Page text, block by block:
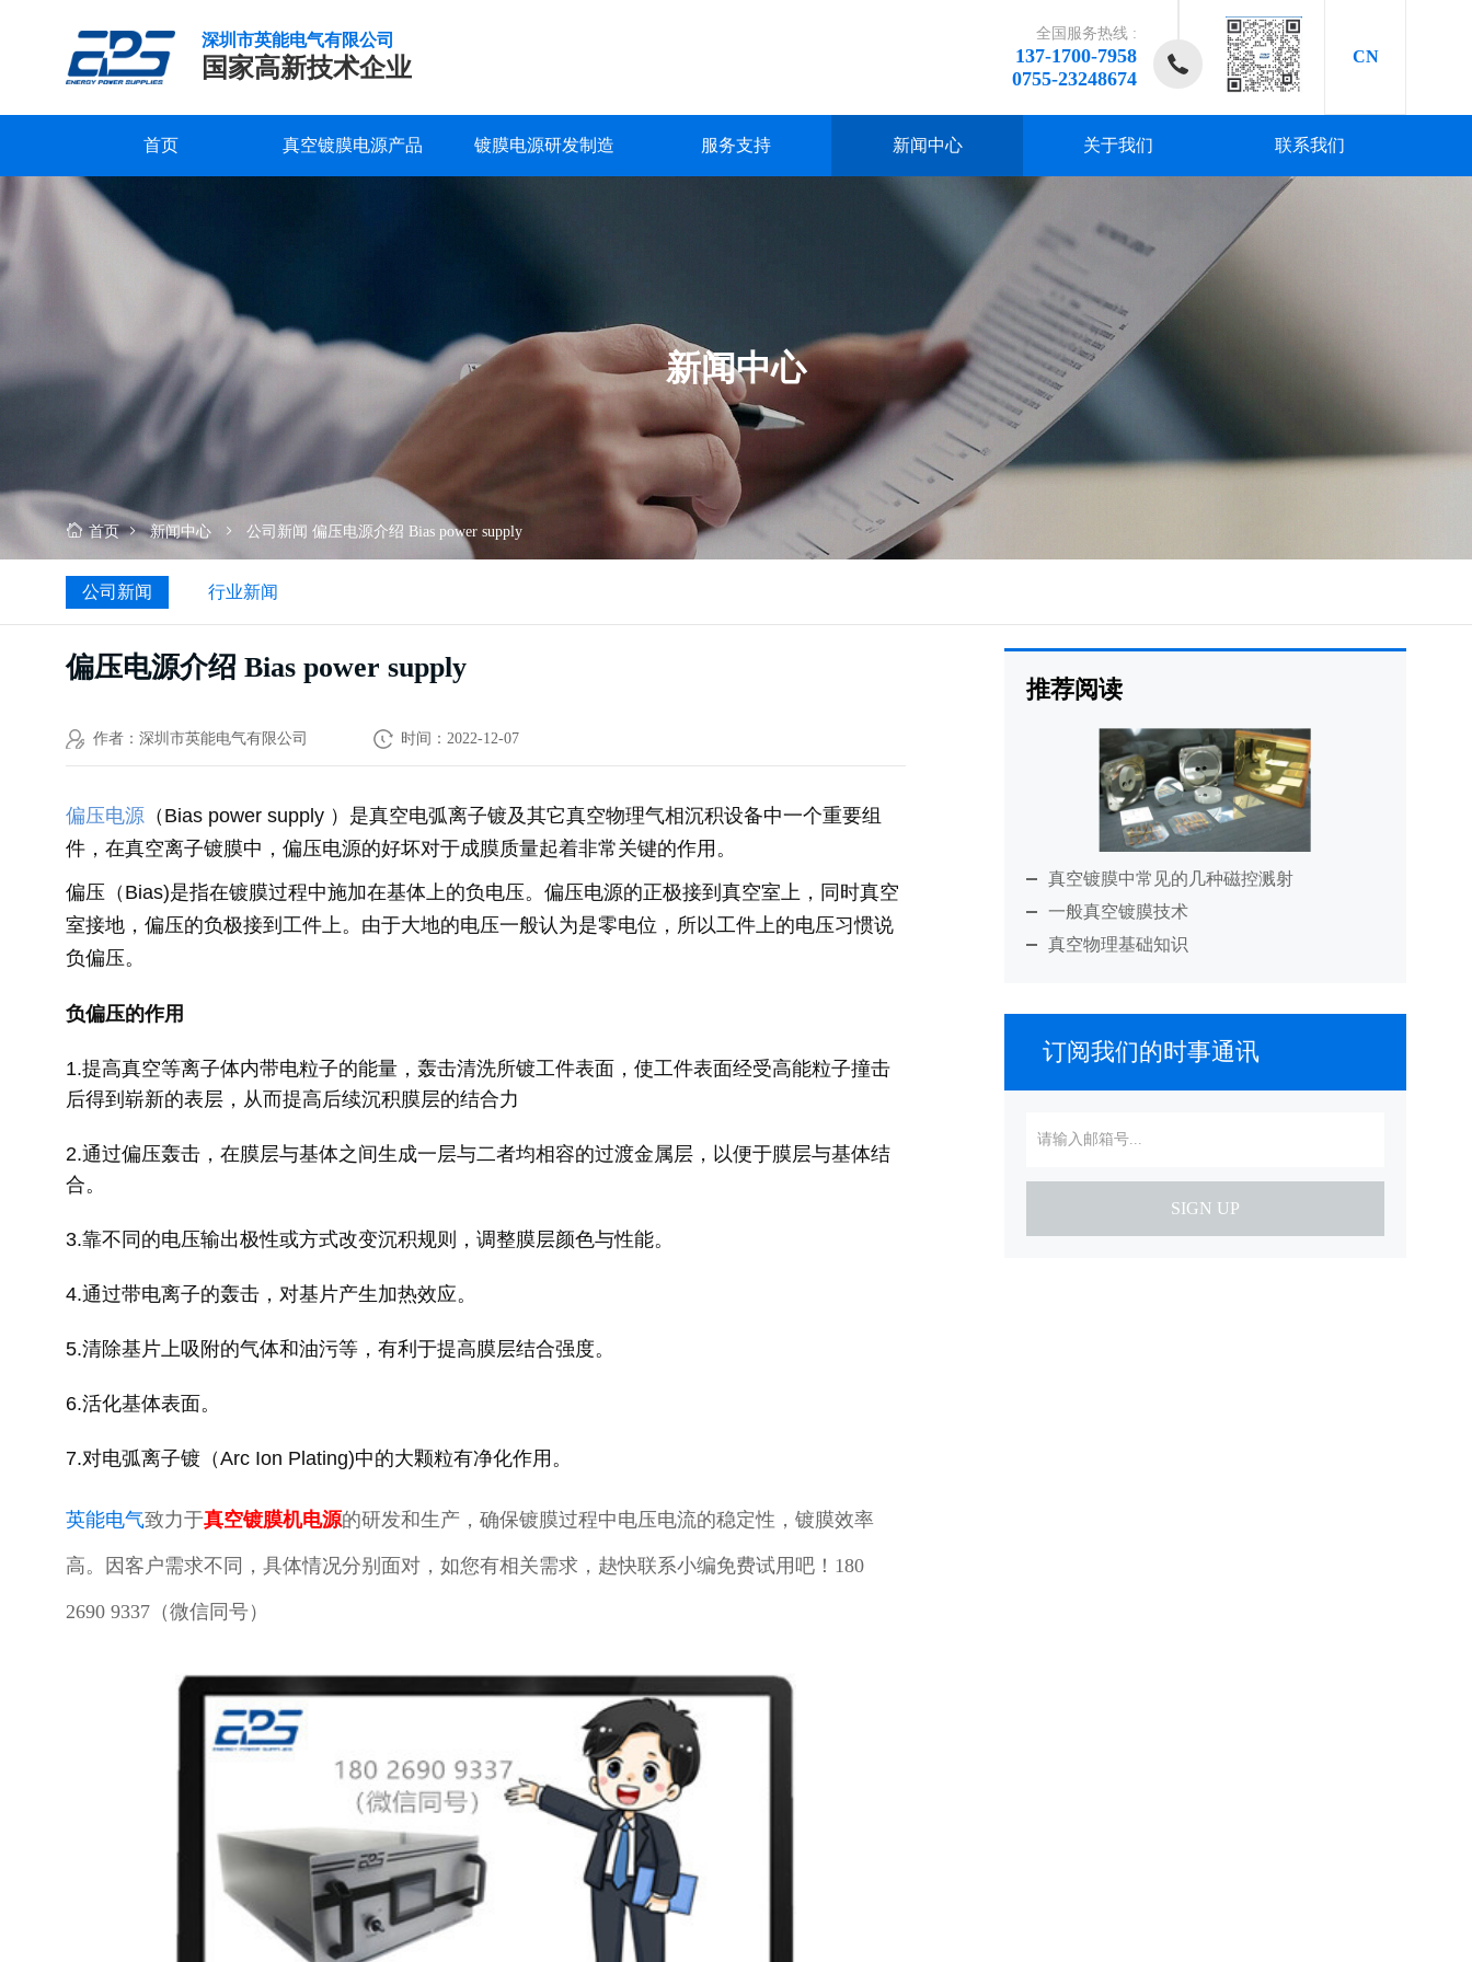
深圳市英能电气有限公司
国家高新技术企业
全国服务热线 :
137-1700-7958
0755-23248674
CN
首页 真空镀膜电源产品 镀膜电源研发制造
研发实力
品质保证
深圳市英能电气有限公司创立于2015年，是一家集真空镀膜电源的研发、
了解更多
服务支持
服务支持
下载中心
深圳市英能电气有限公司创立于2015年，是一家集真空镀膜电源的研发、
了解更多
新闻中心
公司新闻
深圳市英能电气有限公司创立于2015年，是一家集真空镀膜电源的研发、
了解更多
关于我们
公司概况
发展历程
深圳市英能电气有限公司创立于2015年，是一家集真空镀膜电源的研发、
了解更多
联系我们
联系我们
深圳市英能电气有限公司创立于2015年，是一家集真空镀膜电源的研发、
了解更多
电
源
supply
新闻中心
首页 新闻中心 公司新闻 偏压电源介绍 Bias power supply
公司新闻 行业新闻
偏压电源介绍 Bias power supply
作者：深圳市英能电气有限公司 时间：2022-12-07
偏压电源 （ Bias power supply ）是真空电弧离子镀及其它真空物理气相沉积设备中一个重要组
件，在真空离子镀膜中，偏压电源的好坏对于成膜质量起着非常关键的作用。
偏压（ Bias)是指在镀膜过程中施加在基体上的负电压。偏压电源的正极接到真空室上，同时真空
室接地，偏压的负极接到工件上。由于大地的电压一般认为是零电位，所以工件上的电压习惯说
负偏压。
负偏压的作用
1.提高真空等离子体内带电粒子的能量，轰击清洗所镀工件表面，使工件表面经受高能粒子撞击
后得到崭新的表层，从而提高后续沉积膜层的结合力
2.通过偏压轰击，在膜层与基体之间生成一层与二者均相容的过渡金属层，以便于膜层与基体结
合。
3.靠不同的电压输出极性或方式改变沉积规则，调整膜层颜色与性能。
4.通过带电离子的轰击，对基片产生加热效应。
5.清除基片上吸附的气体和油污等，有利于提高膜层结合强度。
6.活化基体表面。
7.对电弧离子镀（Arc Ion Plating)中的大颗粒有净化作用。
英能电气致力于真空镀膜机电源的研发和生产，确保镀膜过程中电压电流的稳定性，镀膜效率
高。因客户需求不同，具体情况分别面对，如您有相关需求，赽快联系小编免费试用吧！180
2690 9337（微信同号）
推荐阅读
真空镀膜中常见的几种磁控溅射
一般真空镀膜技术
真空物理基础知识
订阅我们的时事通讯
SIGN UP